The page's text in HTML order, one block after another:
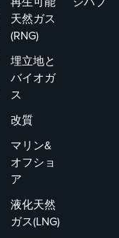
天然ガス
(RNG)
埋立地と
バイオガ
ス
改質
マリン&
オフショ
ア
液化天然
ガス(LNG)